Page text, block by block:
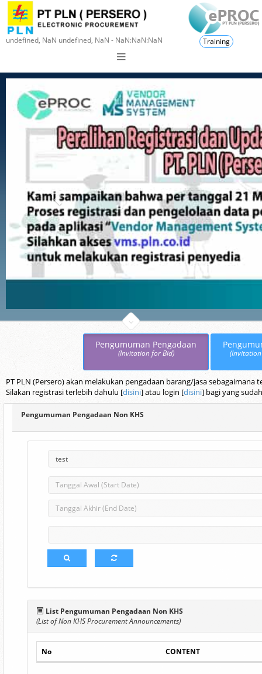
undefined, NaN undefined, NaN - NaN:NaN:NaN Training
Pengumuman Pengadaan
(Invitation for Bid)
PT PLN (Persero) akan melakukan pengadaan barang/jasa
Silakan registrasi terlebih dahulu [disini] atau login [disini] bagi yang
Pengumuman Pengadaan Non KHS
List Pengumuman Pengadaan Non KHS
(List of Non KHS Procurement Announcements)
No CONTENT